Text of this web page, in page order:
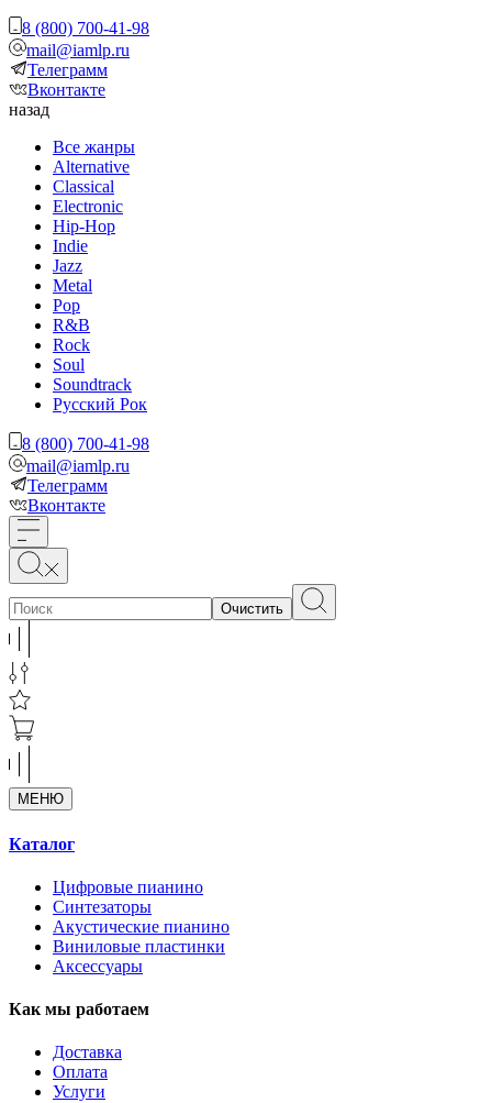
8 (800) 700-41-98
mail@iamlp.ru
Телеграмм
Вконтакте
назад
Все жанры
Alternative
Classical
Electronic
Hip-Hop
Indie
Jazz
Metal
Pop
R&B
Rock
Soul
Soundtrack
Русский Рок
8 (800) 700-41-98
mail@iamlp.ru
Телеграмм
Вконтакте
Очистить
МЕНЮ
Каталог
Цифровые пианино
Синтезаторы
Акустические пианино
Виниловые пластинки
Аксессуары
Как мы работаем
Доставка
Оплата
Услуги